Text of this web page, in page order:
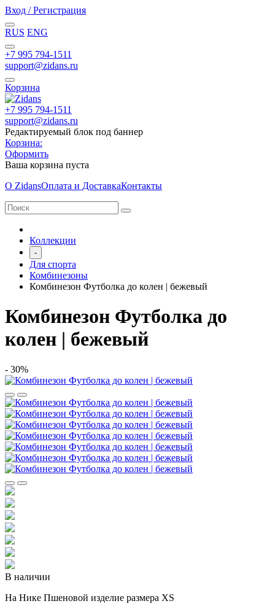
Вход / Регистрация
RUS ENG
+7 995 794-1511
support@zidans.ru
Корзина
+7 995 794-1511
support@zidans.ru
Редактируемый блок под баннер
Корзина:
Оформить
Ваша корзина пуста
О ZidansОплата и ДоставкаКонтакты
Коллекции
-
Для спорта
Комбинезоны
Комбинезон Футболка до колен | бежевый
Комбинезон Футболка до
колен | бежевый
- 30%
В наличии
На Нике Пшеновой изделие размера XS